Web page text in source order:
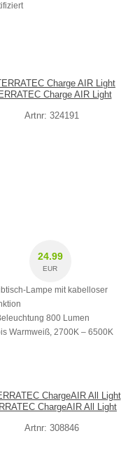
Charge AIR Light
Artnr: 324191
24.99
EUR
Lampe mit kabelloser
800 Lumen
Warmweiß, 2700K – 6500K
ChargeAIR All Light
Artnr: 308846